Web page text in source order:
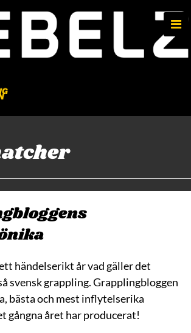
händelserikt år vad gäller det
svensk grappling. Grapplingbloggen
bästa och mest inflytelserika
gångna året har producerat!